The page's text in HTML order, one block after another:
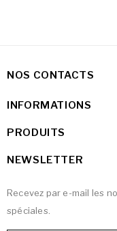
NOS CONTACTS
INFORMATIONS
PRODUITS
NEWSLETTER
Recevez par e-mail les
spéciales.